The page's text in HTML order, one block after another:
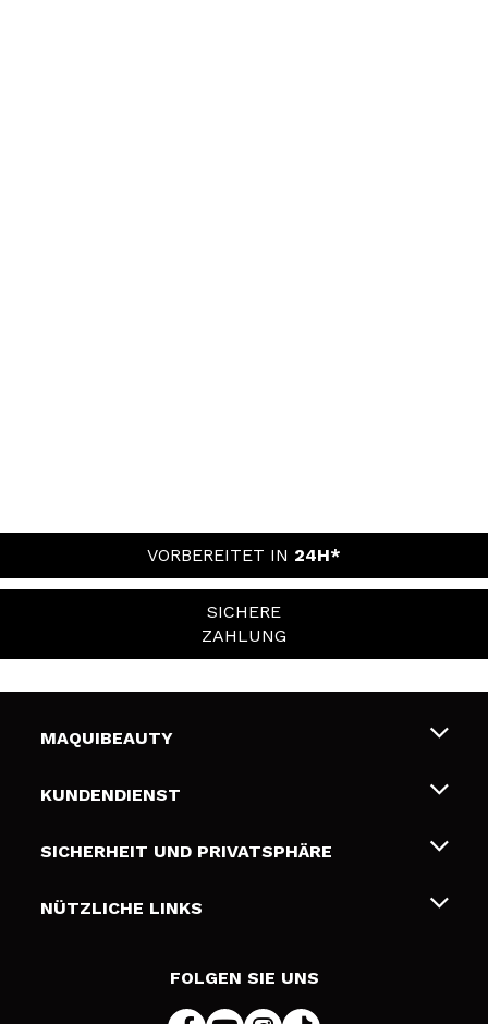
VORBEREITET IN 24H*
SICHERE
ZAHLUNG
MAQUIBEAUTY
Über uns
Geschenkkarten
KUNDENDIENST
Liefer- und Versandkosten
Zahlung
SICHERHEIT UND PRIVATSPHÄRE
Bedingungen und Datenschutz
NÜTZLICHE LINKS
FOLGEN SIE UNS